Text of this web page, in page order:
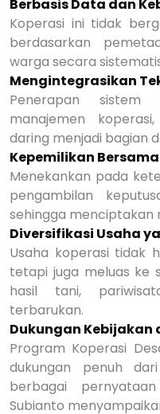
Berbasis Data dan
Koperasi ini tidak
berdasarkan
warga secara
Mengintegrasikan
Penerapan sistem
manajemen
daring menjadi bagian
Kepemilikan
Menekankan pada
pengambilan
sehingga menciptakan
Diversifikasi Usaha
Usaha koperasi tidak
tetapi juga meluas ke
hasil tani,
terbarukan.
Dukungan Kebijakan
Program Koperasi
dukungan penuh
berbagai
Subianto